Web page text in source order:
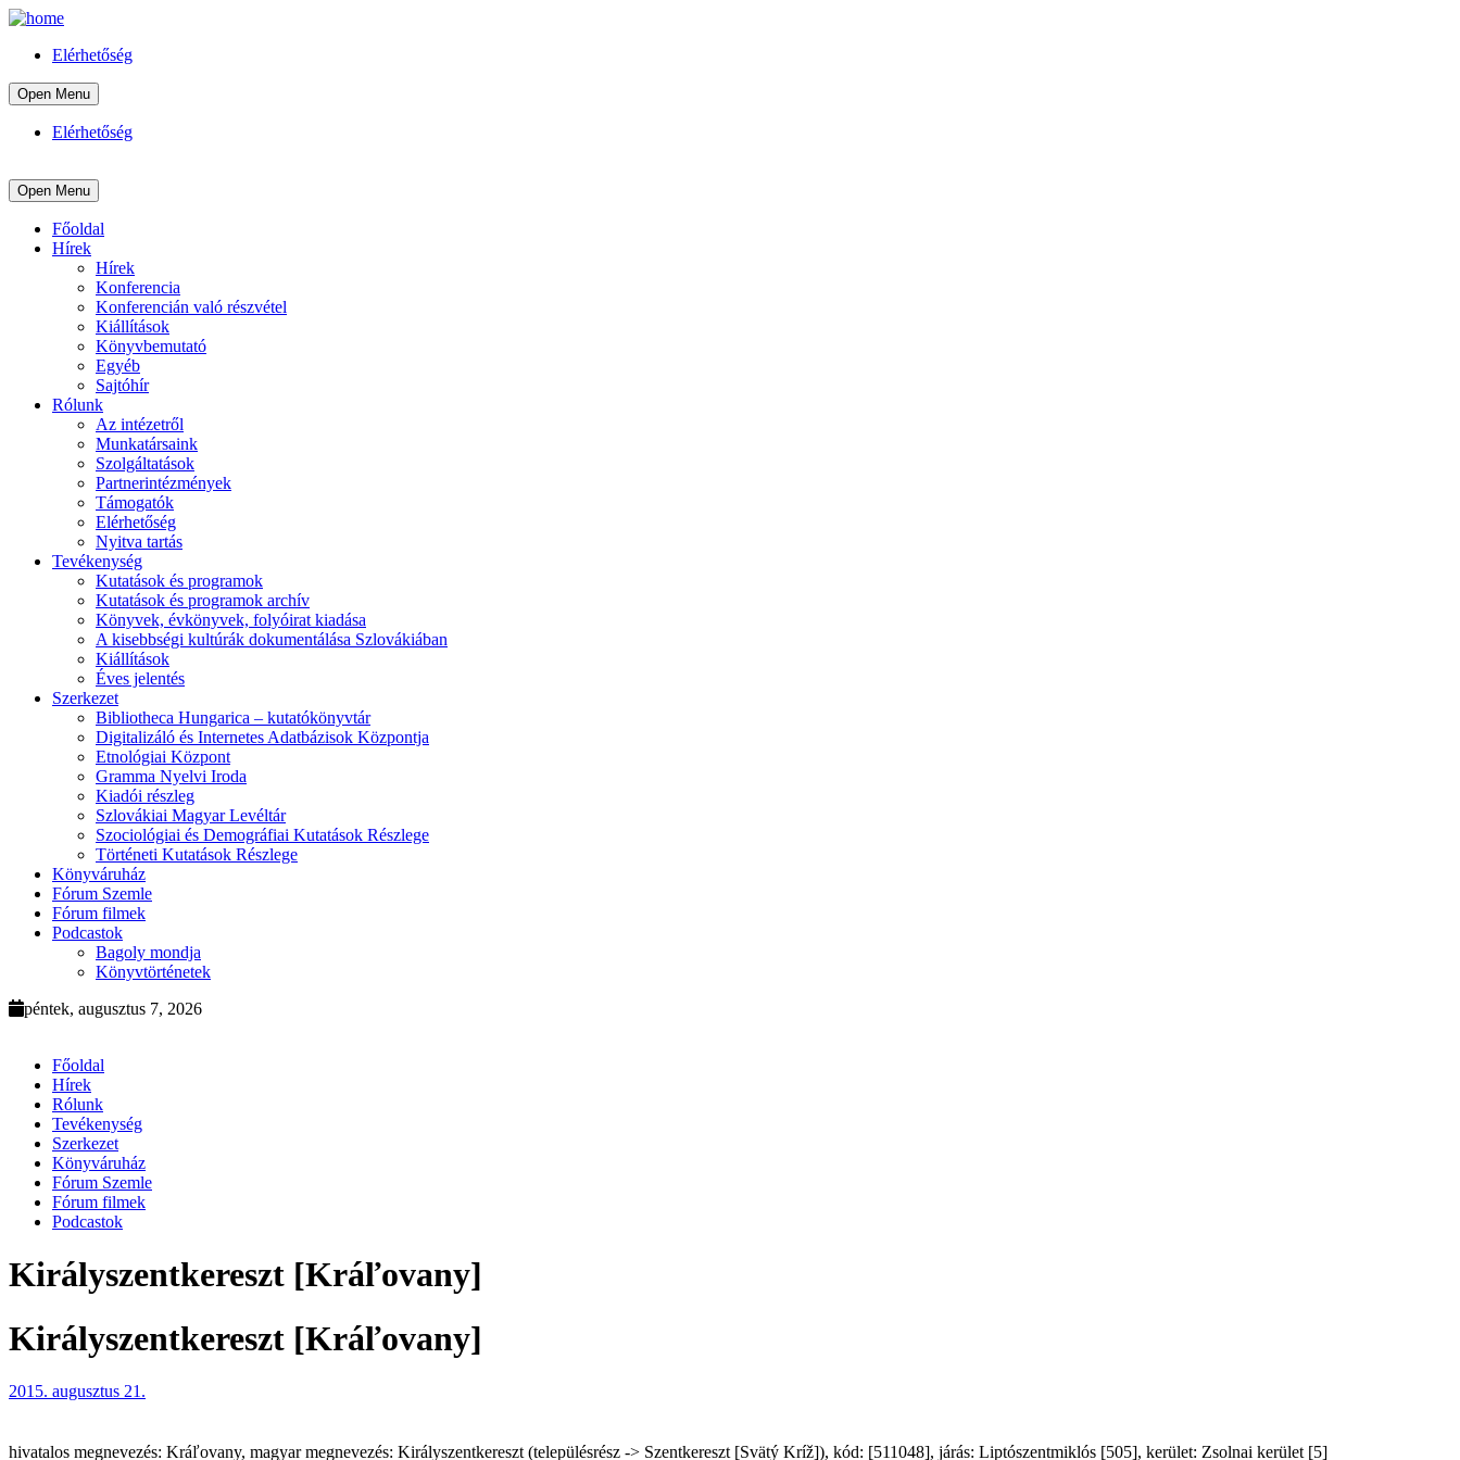
Elérhetőség
Open Menu
Elérhetőség
Open Menu
Főoldal
Hírek
Hírek
Konferencia
Konferencián való részvétel
Kiállítások
Könyvbemutató
Egyéb
Sajtóhír
Rólunk
Az intézetről
Munkatársaink
Szolgáltatások
Partnerintézmények
Támogatók
Elérhetőség
Nyitva tartás
Tevékenység
Kutatások és programok
Kutatások és programok archív
Könyvek, évkönyvek, folyóirat kiadása
A kisebbségi kultúrák dokumentálása Szlovákiában
Kiállítások
Éves jelentés
Szerkezet
Bibliotheca Hungarica – kutatókönyvtár
Digitalizáló és Internetes Adatbázisok Központja
Etnológiai Központ
Gramma Nyelvi Iroda
Kiadói részleg
Szlovákiai Magyar Levéltár
Szociológiai és Demográfiai Kutatások Részlege
Történeti Kutatások Részlege
Könyváruház
Fórum Szemle
Fórum filmek
Podcastok
Bagoly mondja
Könyvtörténetek
péntek, augusztus 7, 2026
Főoldal
Hírek
Rólunk
Tevékenység
Szerkezet
Könyváruház
Fórum Szemle
Fórum filmek
Podcastok
Királyszentkereszt [Kráľovany]
Királyszentkereszt [Kráľovany]
2015. augusztus 21.
hivatalos megnevezés: Kráľovany, magyar megnevezés: Királyszentkereszt (településrész -> Szentkereszt [Svätý Kríž]), kód: [511048], járás: Liptószentmiklós [505], kerület: Zsolnai kerület [5]